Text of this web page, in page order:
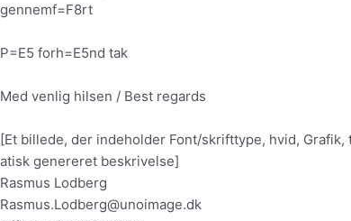
gennemf=F8rt
P=E5 forh=E5nd tak
Med venlig hilsen / Best regards
[Et billede, der indeholder Font/skrifttype, hvid, Grafik,
atisk genereret beskrivelse]
Rasmus Lodberg
Rasmus.Lodberg@unoimage.dk